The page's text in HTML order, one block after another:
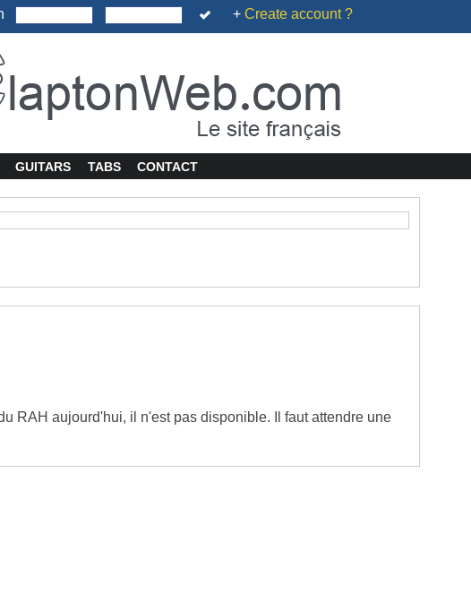
+ Create account ?
GUITARS TABS CONTACT
RAH aujourd'hui, il n'est pas disponible. Il faut attendre une